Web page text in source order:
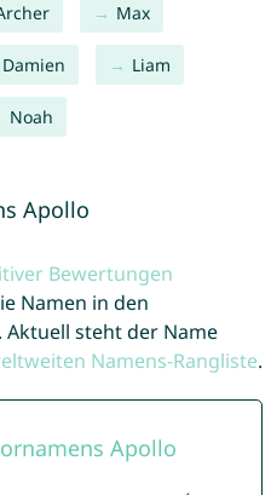
Max
Damien Liam
Noah
Apollo
Bewertungen
Namen in den
steht der Name
Namens-Rangliste.